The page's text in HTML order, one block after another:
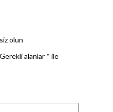
olun
Gerekli alanlar * ile